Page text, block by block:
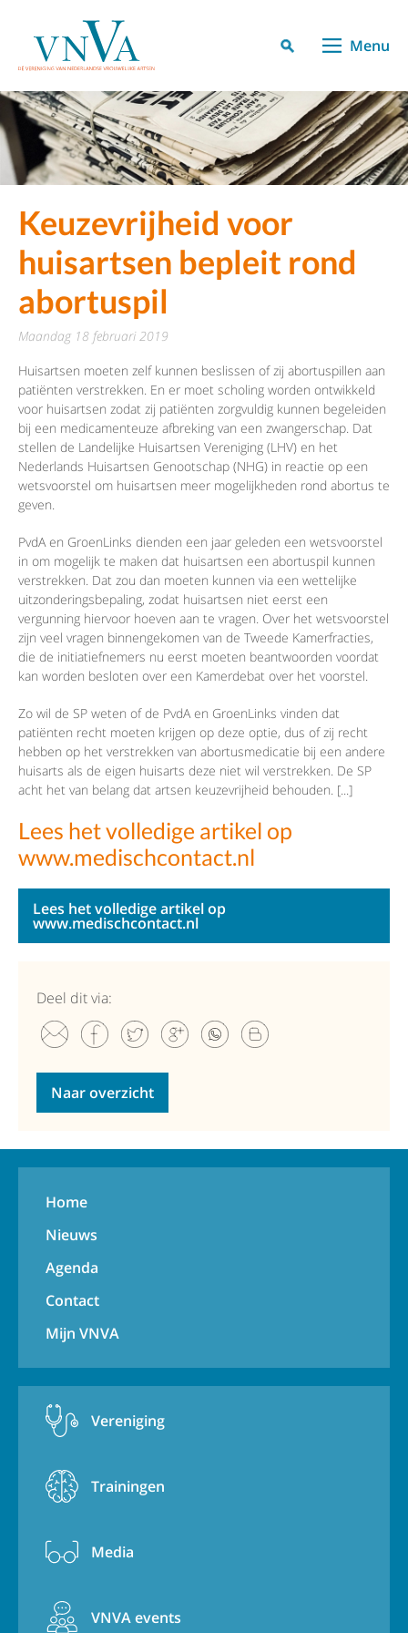
Menu
Keuzevrijheid voor
huisartsen bepleit rond
abortuspil
maandag 18 februari 2019
Huisartsen moeten zelf kunnen beslissen of zij abortuspillen aan
patiënten verstrekken. En er moet scholing worden ontwikkeld
voor huisartsen zodat zij patiënten zorgvuldig kunnen begeleiden
bij een medicamenteuze afbreking van een zwangerschap. Dat
stellen de Landelijke Huisartsen Vereniging (LHV) en het
Nederlands Huisartsen Genootschap (NHG) in reactie op een
wetsvoorstel om huisartsen meer mogelijkheden rond abortus te
geven.
PvdA en GroenLinks dienden een jaar geleden een wetsvoorstel
in om mogelijk te maken dat huisartsen een abortuspil kunnen
verstrekken. Dat zou dan moeten kunnen via een wettelijke
uitzonderingsbepaling, zodat huisartsen niet eerst een
vergunning hiervoor hoeven aan te vragen. Over het wetsvoorstel
zijn veel vragen binnengekomen van de Tweede Kamerfracties,
die de initiatiefnemers nu eerst moeten beantwoorden voordat
kan worden besloten over een Kamerdebat over het voorstel.
Zo wil de SP weten of de PvdA en GroenLinks vinden dat
patiënten recht moeten krijgen op deze optie, dus of zij recht
hebben op het verstrekken van abortusmedicatie bij een andere
huisarts als de eigen huisarts deze niet wil verstrekken. De SP
acht het van belang dat artsen keuzevrijheid behouden. [...]
Lees het volledige artikel op
www.medischcontact.nl
Lees het volledige artikel op
www.medischcontact.nl
Deel dit via:
Naar overzicht
Home
Nieuws
Agenda
Contact
Mijn VNVA
Vereniging
Trainingen
Media
VNVA events